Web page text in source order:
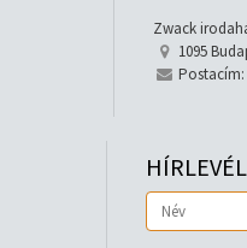
Zwack
1095
Postacím: